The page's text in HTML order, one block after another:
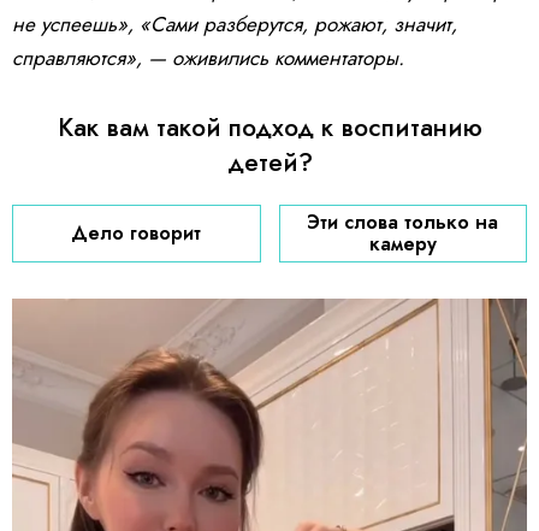
не успеешь», «Сами разберутся, рожают, значит,
справляются», — оживились комментаторы.
Как вам такой подход к воспитанию
детей?
Дело говорит Эти слова только на
камеру